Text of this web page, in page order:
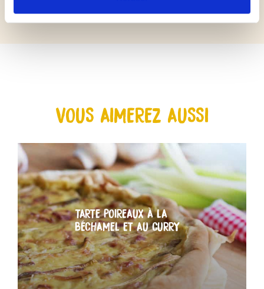
VOUS AIMEREZ AUSSI
TARTE POIREAUX À LA
BÉCHAMEL ET AU CURRY